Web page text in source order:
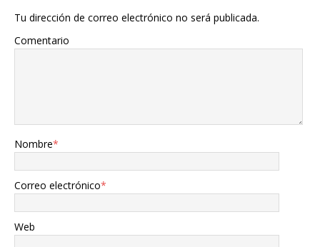
Tu dirección de correo electrónico no será publicada.
Comentario
Nombre*
Correo electrónico*
Web